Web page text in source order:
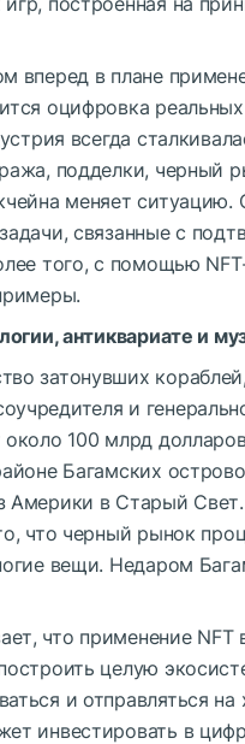
вперед в плане
оцифровка
всегда
подделки, черный
меняет
связанные с
того, с помощью
антиквариате и
затонувших
и
100 млрд
Багамских
Америки в Старый
что черный рынок
вещи. Недаром
что применение
целую
и отправляться
инвестировать в